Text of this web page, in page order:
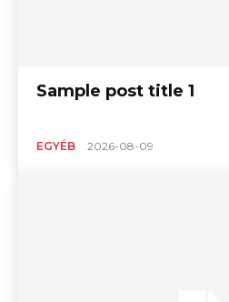
Sample post title 1
EGYÉB 2026-08-09